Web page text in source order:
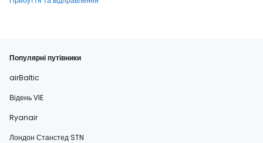
Популярні путівники
airBaltic
Відень VIE
Ryanair
Лондон Станстед STN